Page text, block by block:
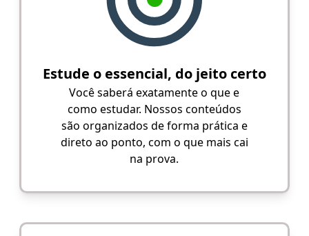
Estude o essencial, do jeito certo
Você saberá exatamente o que e
como estudar. Nossos conteúdos
são organizados de forma prática e
direto ao ponto, com o que mais cai
na prova.